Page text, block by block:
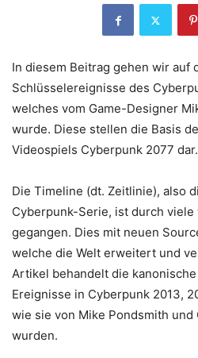
In diesem Beitrag gehen wir auf
Schlüsselereignisse des
welches vom Game-Designer
wurde. Diese stellen die Basis
Videospiels Cyberpunk 2077 dar.
Die Timeline (dt. Zeitlinie), also
Cyberpunk-Serie, ist durch
gegangen. Dies mit neuen
welche die Welt erweitert und
Artikel behandelt die
Ereignisse in Cyberpunk 2013,
wie sie von Mike Pondsmith und
wurden.